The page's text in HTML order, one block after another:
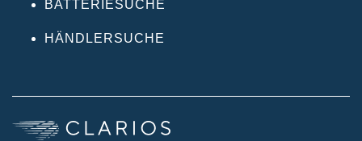
BATTERIESUCHE
HÄNDLERSUCHE